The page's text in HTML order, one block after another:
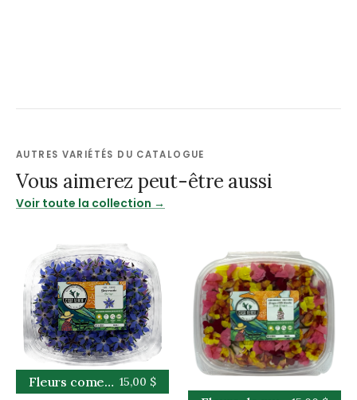
AUTRES VARIÉTÉS DU CATALOGUE
Vous aimerez peut-être aussi
Voir toute la collection →
Fleurs comestibles de bourrache 15,00 $